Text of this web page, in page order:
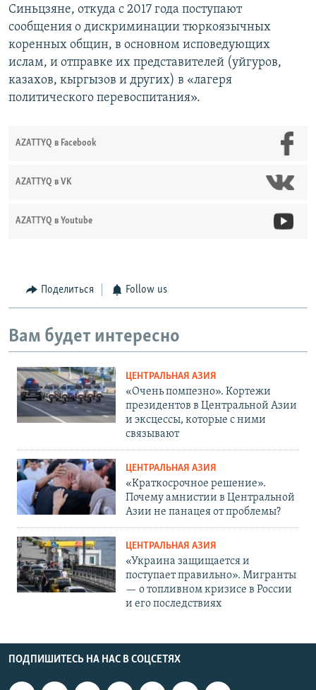
Синьцзяне, откуда с 2017 года поступают
сообщения о дискриминации тюркоязычных
коренных общин, в основном исповедующих
ислам, и отправке их представителей (уйгуров,
казахов, кыргызов и других) в «лагеря
политического перевоспитания».
AZATTYQ в Facebook
AZATTYQ в VK
AZATTYQ в Youtube
Поделиться Follow us
Вам будет интересно
ЦЕНТРАЛЬНАЯ АЗИЯ
«Очень помпезно». Кортежи
президентов в Центральной Азии
и эксцессы, которые с ними
связывают
ЦЕНТРАЛЬНАЯ АЗИЯ
«Краткосрочное решение».
Почему амнистии в Центральной
Азии не панацея от проблемы?
ЦЕНТРАЛЬНАЯ АЗИЯ
«Украина защищается и
поступает правильно». Мигранты
— о топливном кризисе в России
и его последствиях
ПОДПИШИТЕСЬ НА НАС В СОЦСЕТЯХ